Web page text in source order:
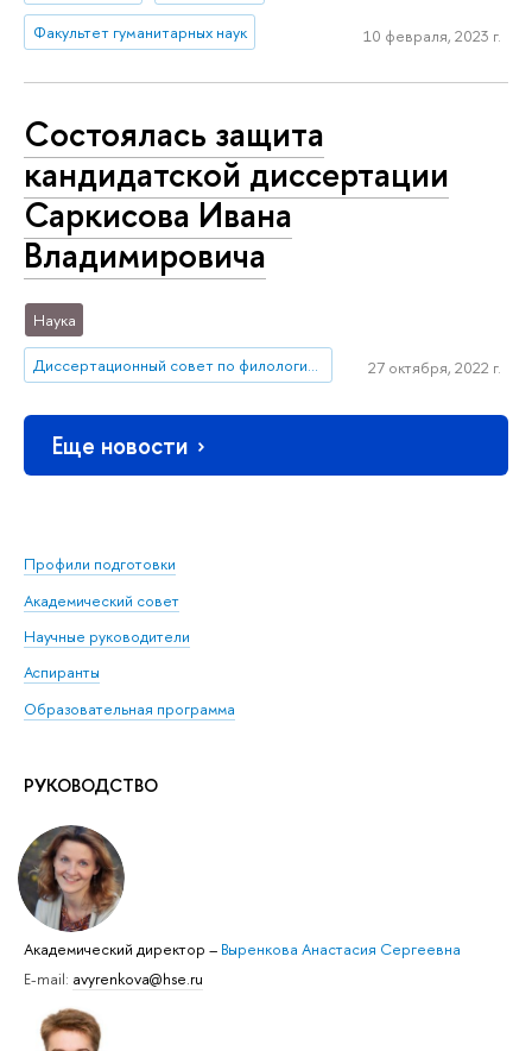
Профили подготовки
Академический совет
Научные руководители
Аспиранты
Образовательная программа
РУКОВОДСТВО
Академический директор – Выренкова Анастасия Сергеевна
E-mail: avyrenkova@hse.ru
Факультет гуманитарных наук 10 февраля, 2023 г.
Состоялась защита
кандидатской диссертации
Саркисова Ивана
Владимировича
Наука
Диссертационный совет по филологии и лингвистике 27 октября, 2022 г.
Еще новости